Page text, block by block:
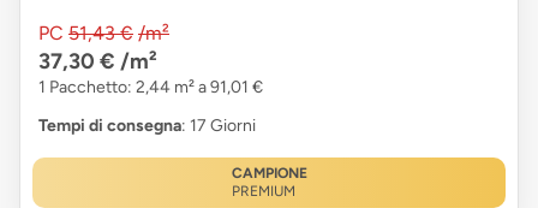
PC 51,43 € /m²
37,30 € /m²
1 Pacchetto: 2,44 m² a 91,01 €
Tempi di consegna: 17 Giorni
CAMPIONE
PREMIUM